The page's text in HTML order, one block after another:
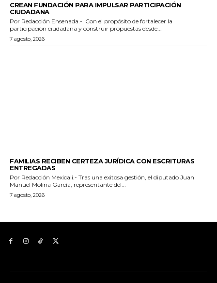
CREAN FUNDACIÓN PARA IMPULSAR PARTICIPACIÓN
CIUDADANA
Por Redacción Ensenada.- Con el propósito de fortalecer la
participación ciudadana y construir propuestas desde...
7 agosto, 2026
FAMILIAS RECIBEN CERTEZA JURÍDICA CON ESCRITURAS
ENTREGADAS
Por Redacción Mexicali.- Tras una exitosa gestión, el diputado Juan
Manuel Molina García, representante del...
7 agosto, 2026